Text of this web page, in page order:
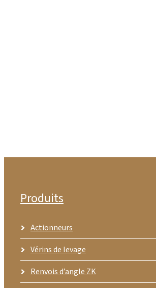
Produits
Actionneurs
Vérins de levage
Renvois d’angle ZK